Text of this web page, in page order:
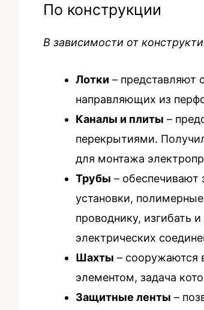
По конструкции
В зависимости от
Лотки – представляют
направляющих из
Каналы и плиты –
перекрытиями.
для монтажа
Трубы – обеспечивают
установки,
проводнику, изгибать
электрических
Шахты – сооружаются
элементом, задача
Защитные ленты –